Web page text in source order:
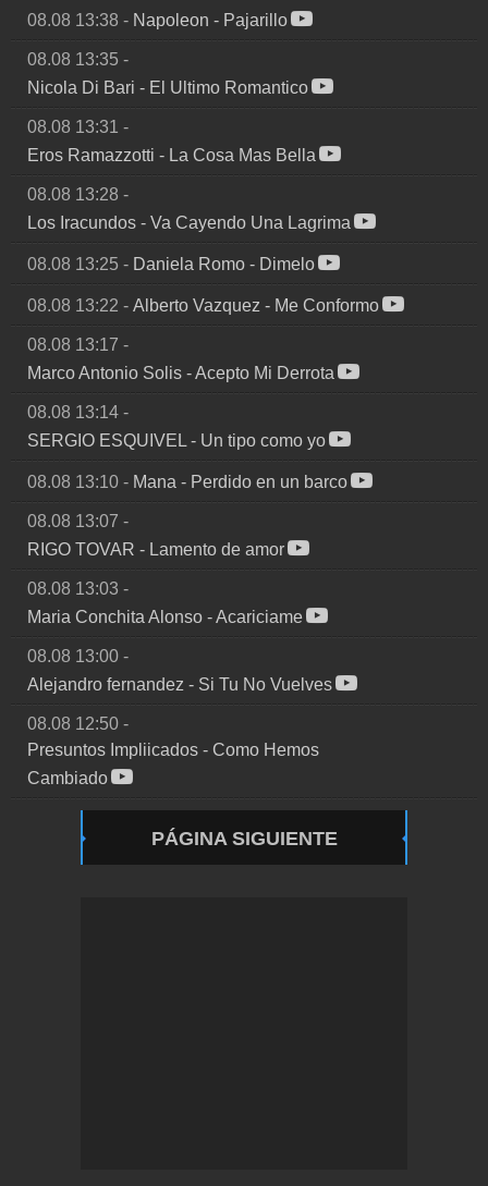
08.08 13:38 - Napoleon - Pajarillo
08.08 13:35 -
Nicola Di Bari - El Ultimo Romantico
08.08 13:31 -
Eros Ramazzotti - La Cosa Mas Bella
08.08 13:28 -
Los Iracundos - Va Cayendo Una Lagrima
08.08 13:25 - Daniela Romo - Dimelo
08.08 13:22 - Alberto Vazquez - Me Conformo
08.08 13:17 -
Marco Antonio Solis -Acepto Mi Derrota
08.08 13:14 -
SERGIO ESQUIVEL - Un tipo como yo
08.08 13:10 - Mana - Perdido en un barco
08.08 13:07 -
RIGO TOVAR - Lamento de amor
08.08 13:03 -
Maria Conchita Alonso -Acariciame
08.08 13:00 -
Alejandro fernandez - Si Tu No Vuelves
08.08 12:50 -
Presuntos Impliicados - Como Hemos
Cambiado
PÁGINA SIGUIENTE